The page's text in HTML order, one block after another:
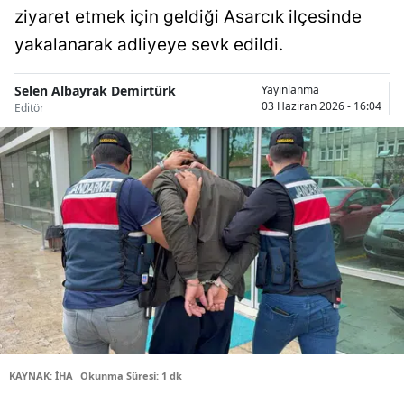
Balıkesir
Bitlis
Bolu
Burdur
Bursa
Çanakkale
Çankırı
Çorum
ziyaret etmek için geldiği Asarcık ilçesinde
yakalanarak adliyeye sevk edildi.
Selen Albayrak Demirtürk
Editör
Yayınlanma
03 Haziran 2026 - 16:04
KAYNAK: İHA Okunma Süresi: 1 dk